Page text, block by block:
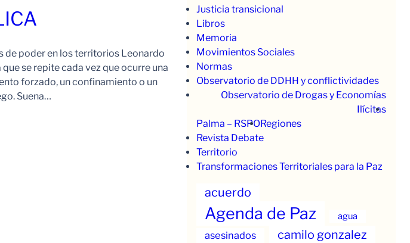
de poder en los territorios Leonardo
se repite cada vez que ocurre una
forzado, un confinamiento o un
Suena…
Justicia transicional
Libros
Memoria
Movimientos Sociales
Normas
Observatorio de DDHH y conflictividades
Observatorio de Drogas y Economías
Ilícitas
Palma – RSPORegiones
Revista Debate
Territorio
Transformaciones Territoriales para la Paz
acuerdo
Agenda de Paz agua
asesinados camilo gonzalez